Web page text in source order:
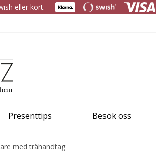
eller kort.
Presenttips Besök oss
med trähandtag